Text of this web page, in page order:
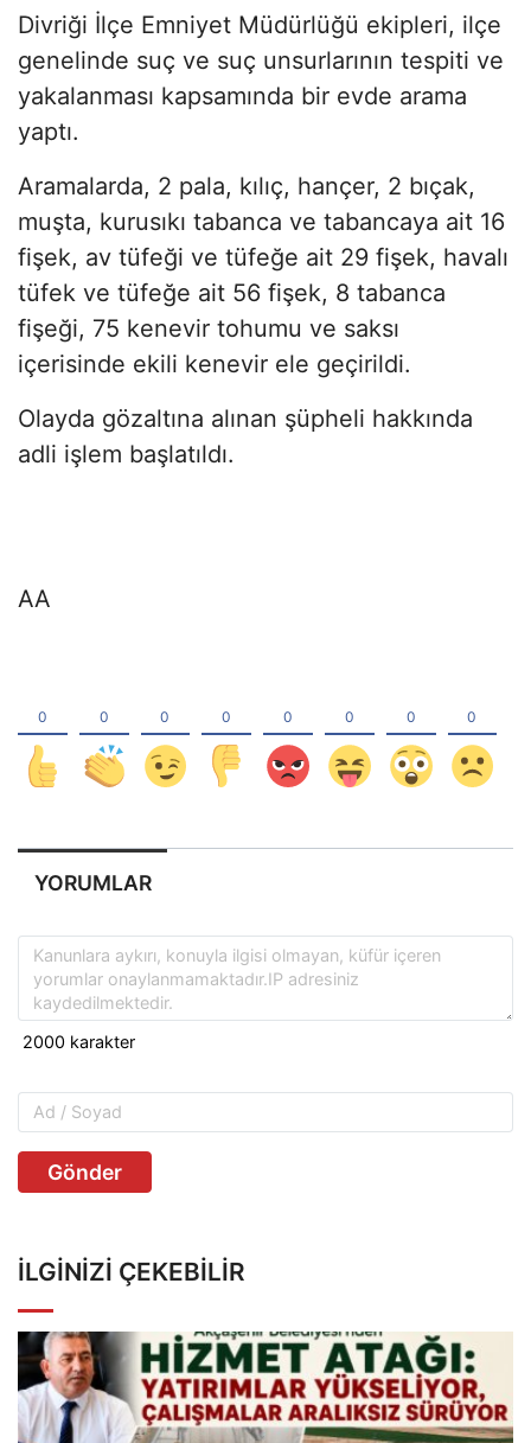
Divriği İlçe Emniyet Müdürlüğü ekipleri, ilçe
genelinde suç ve suç unsurlarının tespiti ve
yakalanması kapsamında bir evde arama
yaptı.
Aramalarda, 2 pala, kılıç, hançer, 2 bıçak,
muşta, kurusıkı tabanca ve tabancaya ait 16
fişek, av tüfeği ve tüfeğe ait 29 fişek, havalı
tüfek ve tüfeğe ait 56 fişek, 8 tabanca
fişeği, 75 kenevir tohumu ve saksı
içerisinde ekili kenevir ele geçirildi.
Olayda gözaltına alınan şüpheli hakkında
adli işlem başlatıldı.
AA
YORUMLAR
Gönder
İLGINIZI ÇEKEBILIR